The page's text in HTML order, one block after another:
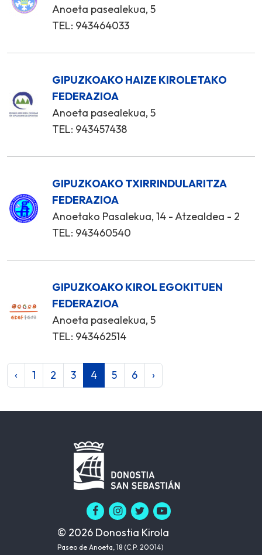
Anoeta pasealekua, 5
TEL: 943464033
GIPUZKOAKO HAIZE KIROLETAKO
FEDERAZIOA
Anoeta pasealekua, 5
TEL: 943457438
GIPUZKOAKO TXIRRINDULARITZA
FEDERAZIOA
Anoetako Pasalekua, 14 - Atzealdea - 2
TEL: 943460540
GIPUZKOAKO KIROL EGOKITUEN
FEDERAZIOA
Anoeta pasealekua, 5
TEL: 943462514
‹ 1 2 3 4 5 6 ›
© 2026 Donostia Kirola
Paseo de Anoeta, 18 (C.P. 20014)